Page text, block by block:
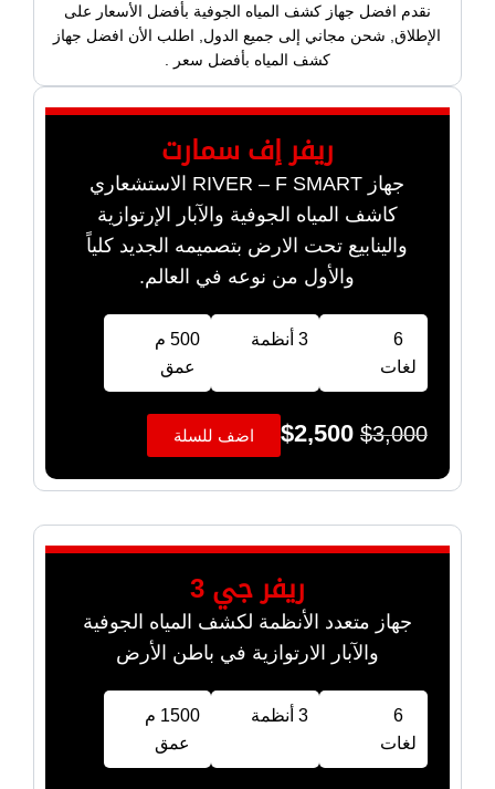
نقدم افضل جهاز كشف المياه الجوفية بأفضل الأسعار على
الإطلاق, شحن مجاني إلى جميع الدول, اطلب الأن افضل جهاز
كشف المياه بأفضل سعر .
ريفر إف سمارت
جهاز RIVER – F SMART الاستشعاري
كاشف المياه الجوفية والآبار الإرتوازية
والينابيع تحت الارض بتصميمه الجديد كلياً
والأول من نوعه في العالم.
6
لغات
3 أنظمة
500 م
عمق
$3,000
$2,500 اضف للسلة
ريفر جي 3
جهاز متعدد الأنظمة لكشف المياه الجوفية
والآبار الارتوازية في باطن الأرض
6
لغات
3 أنظمة
1500 م
عمق